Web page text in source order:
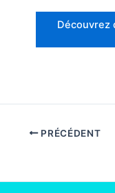
Découvrez
PRÉCÉDENT